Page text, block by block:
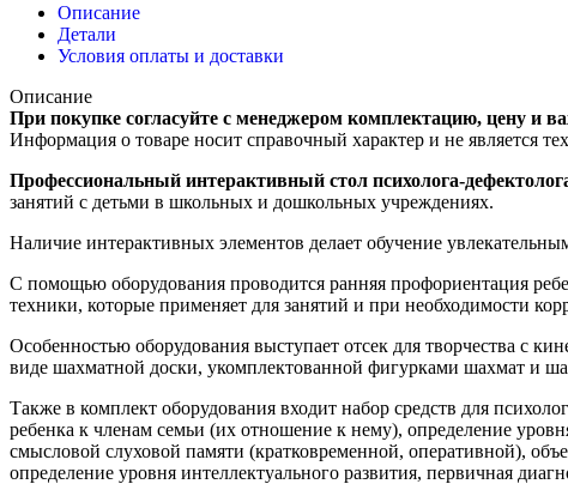
Описание
Детали
Условия оплаты и доставки
Описание
При покупке согласуйте с менеджером комплектацию, цену и
Информация о товаре носит справочный характер и не является
Профессиональный интерактивный стол психолога-
занятий с детьми в школьных и дошкольных учреждениях.
Наличие интерактивных элементов делает обучение
С помощью оборудования проводится ранняя профориентация
техники, которые применяет для занятий и при необходимости
Особенностью оборудования выступает отсек для творчества с
виде шахматной доски, укомплектованной фигурками шахмат и
Также в комплект оборудования входит набор средств для
ребенка к членам семьи (их отношение к нему), определение
смысловой слуховой памяти (кратковременной, оперативной),
определение уровня интеллектуального развития, первичная